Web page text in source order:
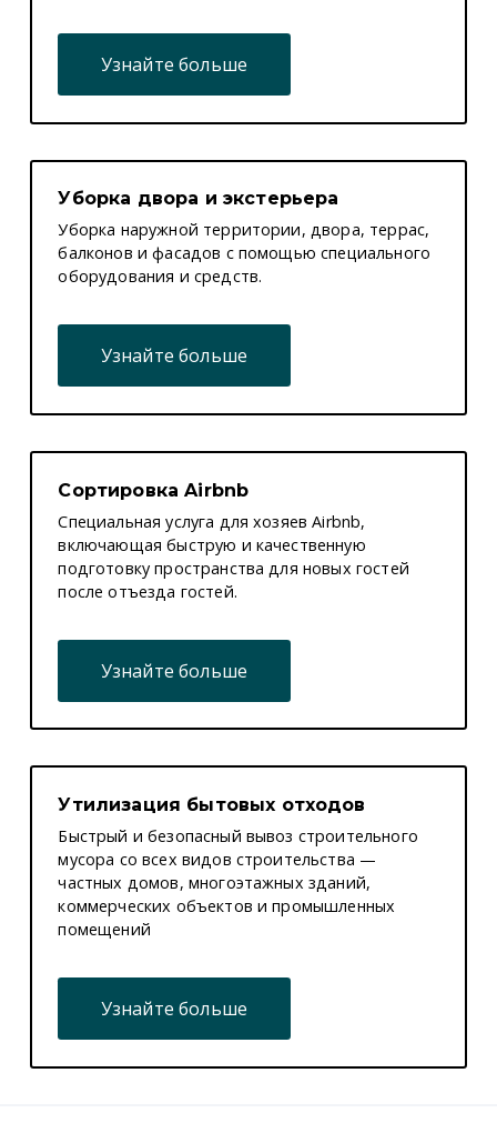
Узнайте больше
Уборка двора и экстерьера
Уборка наружной территории, двора, террас,
балконов и фасадов с помощью специального
оборудования и средств.
Узнайте больше
Сортировка Airbnb
Специальная услуга для хозяев Airbnb,
включающая быструю и качественную
подготовку пространства для новых гостей
после отъезда гостей.
Узнайте больше
Утилизация бытовых отходов
Быстрый и безопасный вывоз строительного
мусора со всех видов строительства —
частных домов, многоэтажных зданий,
коммерческих объектов и промышленных
помещений
Узнайте больше